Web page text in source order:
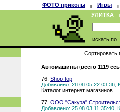
ФОТО приколы ╥ Игры
╥
УЛИТКА -
искать по
Сортировать
Автомашины (всего 1119
76. Shop-top
Добавлено: 28.08.05 22:03:36,
Каталог интернет магазинов
77. ООО "Сакура"
Добавлено: 25.08.03 11:35:40,